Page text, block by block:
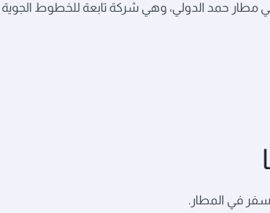
مطار حمد الدولي، وهي شركة تابعة للخطوط الجوية
في المطار.